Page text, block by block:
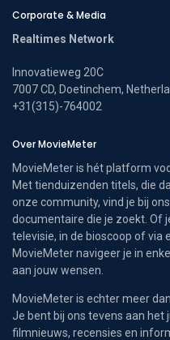
Corporate & Media
Realtimes Network
Innovatieweg 20C
7007 CD, Doetinchem,
+31(315)-764002
Over MovieMeter
MovieMeter is hét platform
Met tienduizenden titels, die
onze community, vind je bij
documentaire die je zoekt. Of
televisie, in de bioscoop of via
MovieMeter navigeer je in
aan jouw wensen.
MovieMeter is echter meer
Je bent bij ons tevens aan het
filmnieuws, recensies en